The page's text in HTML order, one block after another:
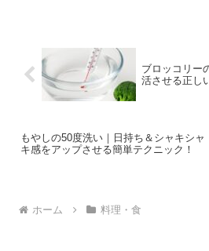
ブロッコリー
活させる正し
もやしの50度洗い｜日持ち＆シャキシャ
キ感をアップさせる簡単テクニック！
ホーム 料理・食